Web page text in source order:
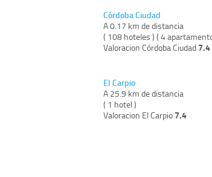
Córdoba Ciudad
A 0.17 km de distancia
( 108 hoteles ) ( 4
Valoracion Córdoba Ciudad 7.4
El Carpio
A 25.9 km de distancia
( 1 hotel )
Valoracion El Carpio 7.4